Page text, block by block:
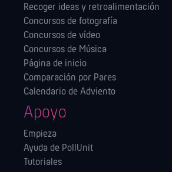
Recoger ideas y retroalimentación
Concursos de fotografía
Concursos de vídeo
Concursos de Música
Página de inicio
Comparación por Pares
Calendario de Adviento
Apoyo
Empieza
Ayuda de PollUnit
Tutoriales